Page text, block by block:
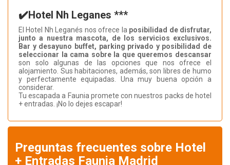
✔️Hotel Nh Leganes ***
El Hotel Nh Leganés nos ofrece la posibilidad de disfrutar,
junto a nuestra mascota, de los servicios exclusivos.
Bar y desayuno buffet, parking privado y posibilidad de
seleccionar la cama sobre la que queremos descansar
son solo algunas de las opciones que nos ofrece el
alojamiento. Sus habitaciones, además, son libres de humo
y perfectamente equipadas. Una muy buena opción a
considerar.
Tu escapada a Faunia promete con nuestros packs de hotel
+ entradas. ¡No lo dejes escapar!
Preguntas frecuentes sobre Hotel
+ Entradas Faunia Madrid